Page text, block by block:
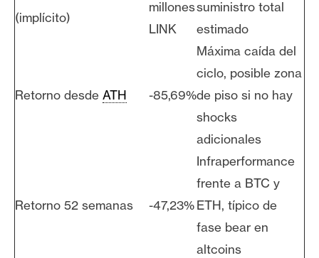
(implícito)
millones
LINK
suministro total
estimado
Retorno desde ATH -85,69%
Máxima caída del
ciclo, posible zona
de piso si no hay
shocks
adicionales
Retorno 52 semanas -47,23%
Infraperformance
frente a BTC y
ETH, típico de
fase bear en
altcoins